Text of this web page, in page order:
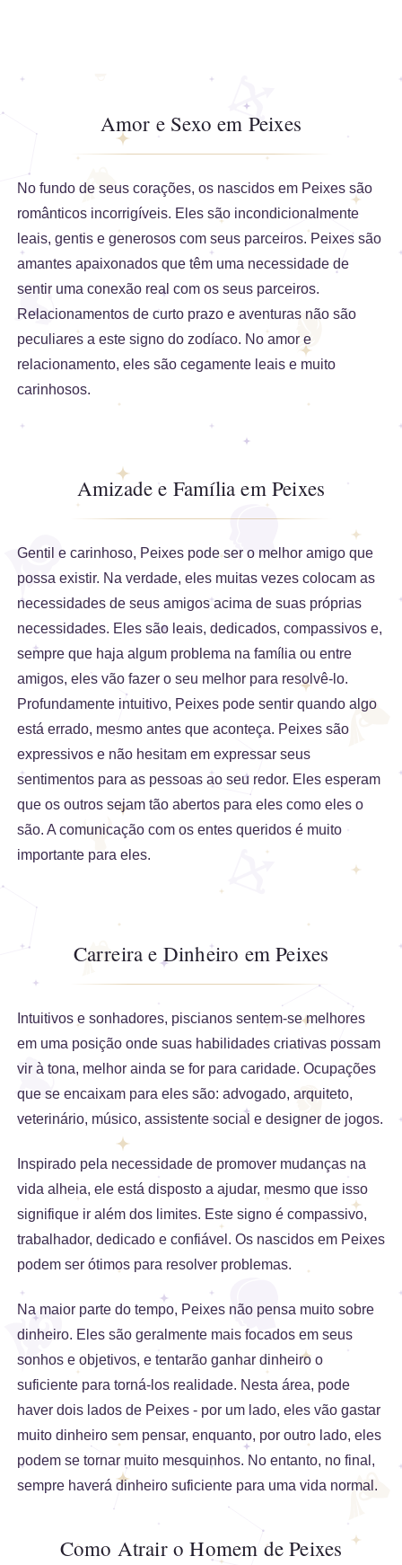
Amor e Sexo em Peixes
No fundo de seus corações, os nascidos em Peixes são
românticos incorrigíveis. Eles são incondicionalmente
leais, gentis e generosos com seus parceiros. Peixes são
amantes apaixonados que têm uma necessidade de
sentir uma conexão real com os seus parceiros.
Relacionamentos de curto prazo e aventuras não são
peculiares a este signo do zodíaco. No amor e
relacionamento, eles são cegamente leais e muito
carinhosos.
Amizade e Família em Peixes
Gentil e carinhoso, Peixes pode ser o melhor amigo que
possa existir. Na verdade, eles muitas vezes colocam as
necessidades de seus amigos acima de suas próprias
necessidades. Eles são leais, dedicados, compassivos e,
sempre que haja algum problema na família ou entre
amigos, eles vão fazer o seu melhor para resolvê-lo.
Profundamente intuitivo, Peixes pode sentir quando algo
está errado, mesmo antes que aconteça. Peixes são
expressivos e não hesitam em expressar seus
sentimentos para as pessoas ao seu redor. Eles esperam
que os outros sejam tão abertos para eles como eles o
são. A comunicação com os entes queridos é muito
importante para eles.
Carreira e Dinheiro em Peixes
Intuitivos e sonhadores, piscianos sentem-se melhores
em uma posição onde suas habilidades criativas possam
vir à tona, melhor ainda se for para caridade. Ocupações
que se encaixam para eles são: advogado, arquiteto,
veterinário, músico, assistente social e designer de jogos.
Inspirado pela necessidade de promover mudanças na
vida alheia, ele está disposto a ajudar, mesmo que isso
signifique ir além dos limites. Este signo é compassivo,
trabalhador, dedicado e confiável. Os nascidos em Peixes
podem ser ótimos para resolver problemas.
Na maior parte do tempo, Peixes não pensa muito sobre
dinheiro. Eles são geralmente mais focados em seus
sonhos e objetivos, e tentarão ganhar dinheiro o
suficiente para torná-los realidade. Nesta área, pode
haver dois lados de Peixes - por um lado, eles vão gastar
muito dinheiro sem pensar, enquanto, por outro lado, eles
podem se tornar muito mesquinhos. No entanto, no final,
sempre haverá dinheiro suficiente para uma vida normal.
Como Atrair o Homem de Peixes